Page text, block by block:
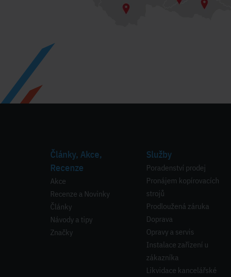
Články, Akce,
Recenze
Akce
Recenze a Novinky
Články
Návody a tipy
Značky
Služby
Poradenství prodej
Pronájem kopírovacích
strojů
Prodloužená záruka
Doprava
Opravy a servis
Instalace zařízení u
zákazníka
Likvidace kancelářské